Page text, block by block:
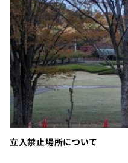
立入禁止場所について